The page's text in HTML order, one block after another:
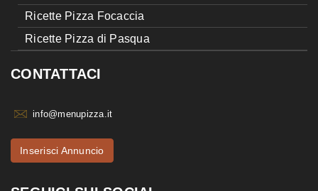
Ricette Pizza Focaccia
Ricette Pizza di Pasqua
CONTATTACI
info@menupizza.it
Inserisci Annuncio